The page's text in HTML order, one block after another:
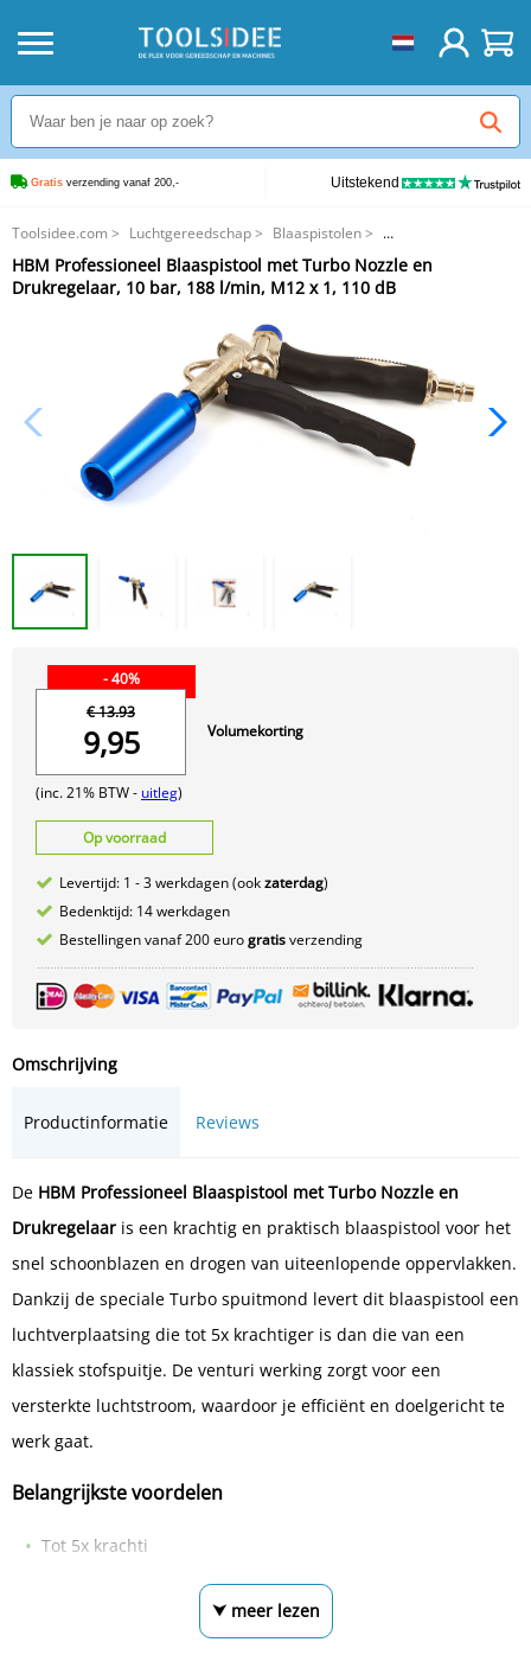
Gratis verzending vanaf 200,- Uitstekend
Toolsidee.com > Luchtgereedschap> Blaaspistolen>
HBM Professioneel Blaaspistool met Turbo Nozzle en Drukregelaar, 10 bar,
188 l/min, M12 x 1, 110 dB
HBM Professioneel Blaaspistool met Turbo Nozzle en
Drukregelaar, 10 bar, 188 l/min, M12 x 1, 110 dB
- 40%
€ 13.93
9,95
(inc. 21% BTW - uitleg)
Volumekorting
Op voorraad
Levertijd: 1 - 3 werkdagen (ookzaterdag)
Bedenktijd: 14 werkdagen
Bestellingen vanaf 200 eurogratisverzending
Omschrijving
Productinformatie Reviews
De HBM Professioneel Blaaspistool met Turbo Nozzle en
Drukregelaar is een krachtig en praktisch blaaspistool voor het
snel schoonblazen en drogen van uiteenlopende oppervlakken.
Dankzij de speciale Turbo spuitmond levert dit blaaspistool een
luchtverplaatsing die tot 5x krachtiger is dan die van een
klassiek stofspuitje. De venturi werking zorgt voor een
versterkte luchtstroom, waardoor je efficiënt en doelgericht te
werk gaat.
Belangrijkste voordelen
Tot 5x krachti
⮟ meer lezen